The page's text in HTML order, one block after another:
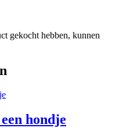
gekocht hebben, kunnen
hondje